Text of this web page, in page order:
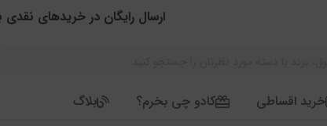
ارسال رایگان در خریدهای
خرید اقساطی کادو چی بخرم؟ بلاگ